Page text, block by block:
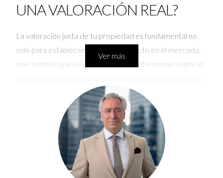
UNA VALORACIÓN REAL?
La valoración justa de tu propiedad es fundamental no
solo para establecer su precio correcto en el mercado,
sino también para tomar decisiones informadas sobre la
propietarios desean escuchar es un precio inflado que
no refleja la realidad del mercado. Esta expectativa,
aunque comprensible, puede llevar a decisiones
desinformadas que afecten tus finanzas a largo plazo.
Aquí es donde un perito como Iraido Rodríguez juega un
papel crucial: su objetivo es proporcionarte una visión
Ver más